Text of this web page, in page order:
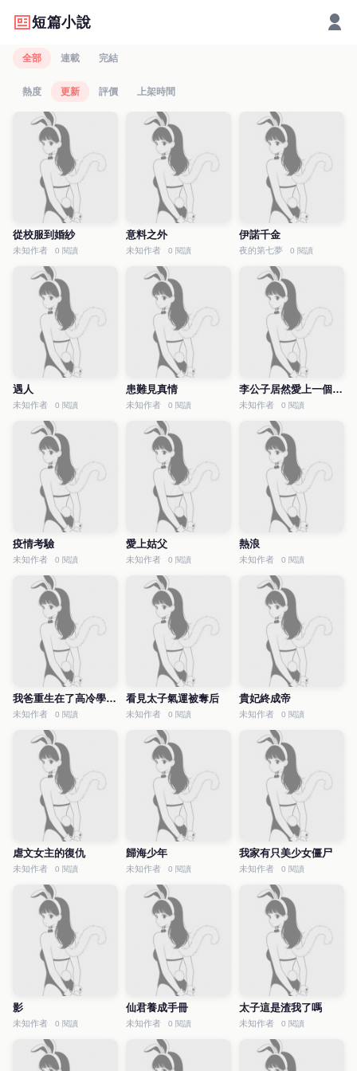
短篇小說
全部 連載 完結
熱度 更新 評價 上架時間
從校服到婚紗
未知作者 0 閱讀
意料之外
未知作者 0 閱讀
伊諾千金
夜的第七夢 0 閱讀
遇人
未知作者 0 閱讀
患難見真情
未知作者 0 閱讀
李公子居然愛上一個男人
未知作者 0 閱讀
疫情考驗
未知作者 0 閱讀
愛上姑父
未知作者 0 閱讀
熱浪
未知作者 0 閱讀
我爸重生在了高冷學神身上
未知作者 0 閱讀
看見太子氣運被奪后
未知作者 0 閱讀
貴妃終成帝
未知作者 0 閱讀
虐文女主的復仇
未知作者 0 閱讀
歸海少年
未知作者 0 閱讀
我家有只美少女僵尸
未知作者 0 閱讀
影
未知作者 0 閱讀
仙君養成手冊
未知作者 0 閱讀
太子這是渣我了嗎
未知作者 0 閱讀